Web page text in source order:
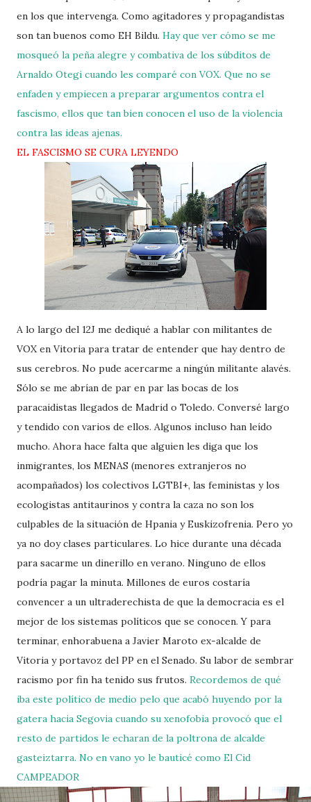
en los que intervenga. Como agitadores y propagandistas
son tan buenos como EH Bildu. Hay que ver cómo se me
mosqueó la peña alegre y combativa de los súbditos de
Arnaldo Otegi cuando les comparé con VOX. Que no se
enfaden y empiecen a preparar argumentos contra el
fascismo, ellos que tan bien conocen el uso de la violencia
contra las ideas ajenas.
EL FASCISMO SE CURA LEYENDO
A lo largo del 12J me dediqué a hablar con militantes de
VOX en Vitoria para tratar de entender que hay dentro de
sus cerebros. No pude acercarme a ningún militante alavés.
Sólo se me abrían de par en par las bocas de los
paracaidistas llegados de Madrid o Toledo. Conversé largo
y tendido con varios de ellos. Algunos incluso han leído
mucho. Ahora hace falta que alguien les diga que los
inmigrantes, los MENAS (menores extranjeros no
acompañados) los colectivos LGTBI+, las feministas y los
ecologistas antitaurinos y contra la caza no son los
culpables de la situación de Hpania y Euskizofrenia. Pero yo
ya no doy clases particulares. Lo hice durante una década
para sacarme un dinerillo en verano. Ninguno de ellos
podría pagar la minuta. Millones de euros costaría
convencer a un ultraderechista de que la democracia es el
mejor de los sistemas políticos que se conocen. Y para
terminar, enhorabuena a Javier Maroto ex-alcalde de
Vitoria y portavoz del PP en el Senado. Su labor de sembrar
racismo por fin ha tenido sus frutos. Recordemos de qué
iba este político de medio pelo que acabó huyendo por la
gatera hacia Segovia cuando su xenofobia provocó que el
resto de partidos le echaran de la poltrona de alcalde
gasteiztarra. No en vano yo le bauticé como El Cid
CAMPEADOR